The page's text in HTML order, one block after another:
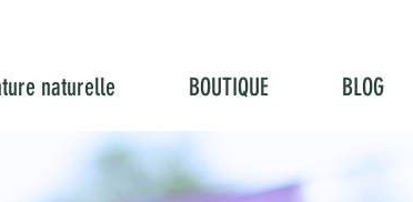
naturelle BOUTIQUE BLOG